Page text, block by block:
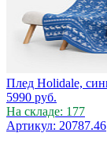
Плед Holidale,
5990 руб.
На складе: 177
Артикул: 20787.46